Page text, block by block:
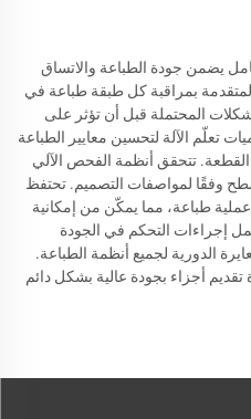
يضمن جودة الطباعة والاتساق
بمراقبة كل طبقة طباعة في
المحتملة قبل أن تؤثر على
تعلّم الآلة لتحسين معايير الطباعة
القطعة. تتحقق أنظمة الفحص الآلي
وفقًا لمواصفات التصميم. تحتفظ
طباعة، مما يمكّن من إمكانية
إجراءات التحكم في الجودة
الدورية لجميع أنظمة الطباعة.
أجزاء بجودة عالية بشكل دائم